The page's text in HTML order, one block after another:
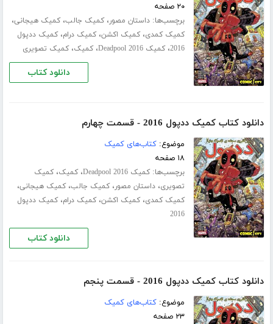
۲۰ صفحه
برچسب‌ها:داستان مصور،کمیک جالب،کمیک هیجانی،
کمیک کمدی،کمیک اکشن،کمیک درام،کمیک ددپول
2016،کمیک Deadpool 2016 ،کمیک،کمیک تصویری
دانلود کتاب
دانلود کتاب کمیک ددپول 2016 - قسمت چهارم
موضوع:کتاب‌های کمیک
۱۸ صفحه
برچسب‌ها:کمیک Deadpool 2016 ،کمیک،کمیک
تصویری،داستان مصور،کمیک جالب،کمیک هیجانی،
کمیک کمدی،کمیک اکشن،کمیک درام،کمیک ددپول
2016
دانلود کتاب
دانلود کتاب کمیک ددپول 2016 - قسمت پنجم
موضوع:کتاب‌های کمیک
۲۳ صفحه